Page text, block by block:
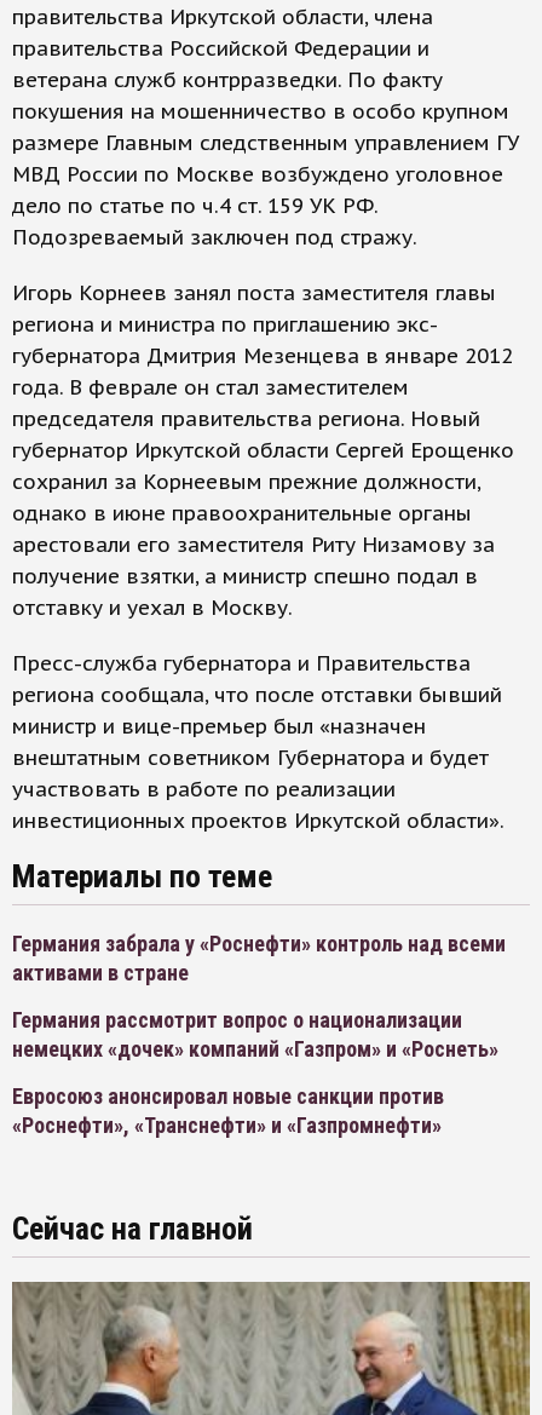
правительства Иркутской области, члена
правительства Российской Федерации и
ветерана служб контрразведки. По факту
покушения на мошенничество в особо крупном
размере Главным следственным управлением ГУ
МВД России по Москве возбуждено уголовное
дело по статье по ч.4 ст. 159 УК РФ.
Подозреваемый заключен под стражу.
Игорь Корнеев занял поста заместителя главы
региона и министра по приглашению экс-
губернатора Дмитрия Мезенцева в январе 2012
года. В феврале он стал заместителем
председателя правительства региона. Новый
губернатор Иркутской области Сергей Ерощенко
сохранил за Корнеевым прежние должности,
однако в июне правоохранительные органы
арестовали его заместителя Риту Низамову за
получение взятки, а министр спешно подал в
отставку и уехал в Москву.
Пресс-служба губернатора и Правительства
региона сообщала, что после отставки бывший
министр и вице-премьер был «назначен
внештатным советником Губернатора и будет
участвовать в работе по реализации
инвестиционных проектов Иркутской области».
Материалы по теме
Германия забрала у «Роснефти» контроль над всеми
активами в стране
Германия рассмотрит вопрос о национализации
немецких «дочек» компаний «Газпром» и «Роснеть»
Евросоюз анонсировал новые санкции против
«Роснефти», «Транснефти» и «Газпромнефти»
Сейчас на главной